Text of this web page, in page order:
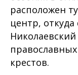
расположен
центр,
крестов.